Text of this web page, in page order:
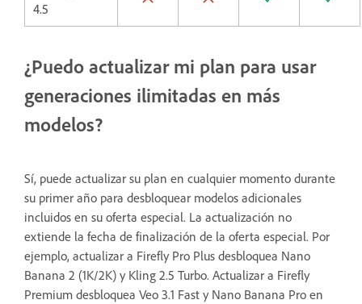
4.5
¿Puedo actualizar mi plan para usar
generaciones ilimitadas en más
modelos?
Sí, puede actualizar su plan en cualquier momento durante
su primer año para desbloquear modelos adicionales
incluidos en su oferta especial. La actualización no
extiende la fecha de finalización de la oferta especial. Por
ejemplo, actualizar a Firefly Pro Plus desbloquea Nano
Banana 2 (1K/2K) y Kling 2.5 Turbo. Actualizar a Firefly
Premium desbloquea Veo 3.1 Fast y Nano Banana Pro en